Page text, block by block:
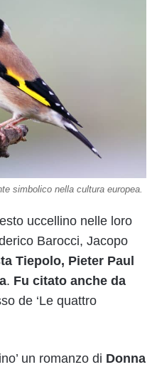
simbolico nella cultura europea.
uccellino nelle loro
Barocci, Jacopo
Tiepolo, Pieter Paul
. Fu citato anche da
de ‘Le quattro
un romanzo di Donna